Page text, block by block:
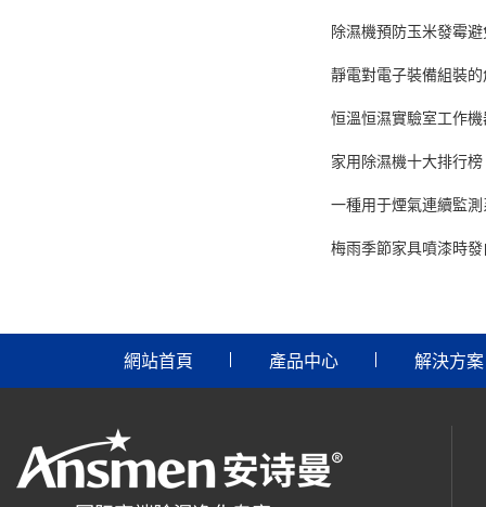
除濕機預防玉米發霉
靜電對電子裝備組裝
恒溫恒濕實驗室工作
家用除濕機十大排行
一種用于煙氣連續監
梅雨季節家具噴漆時
網站首頁 產品中心 解決方案